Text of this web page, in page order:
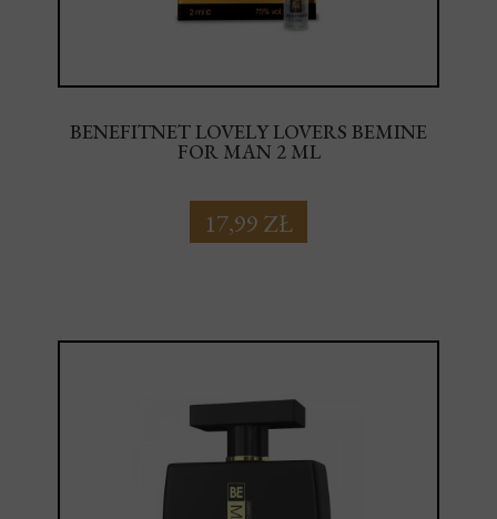
BENEFITNET LOVELY LOVERS BEMINE
FOR MAN 2 ML
17,99 ZŁ